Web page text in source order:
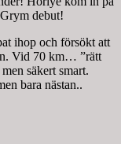
debut!
ihop och försökt att
Vid 70 km… ”rätt
säkert smart.
bara nästan..